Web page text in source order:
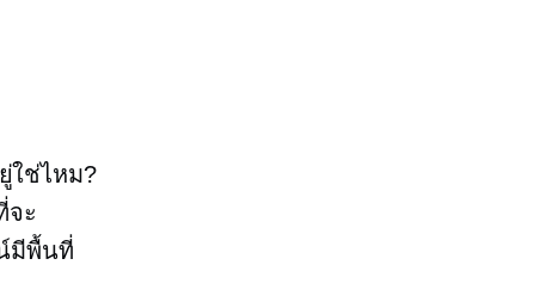
ใช่ไหม?
จะ
มีพื้นที่